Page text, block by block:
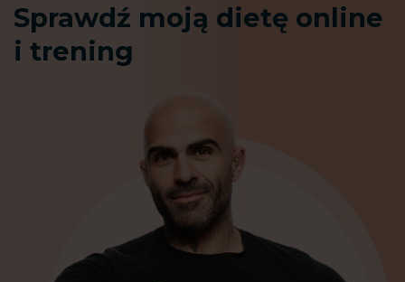
Sprawdź moją dietę online
i trening